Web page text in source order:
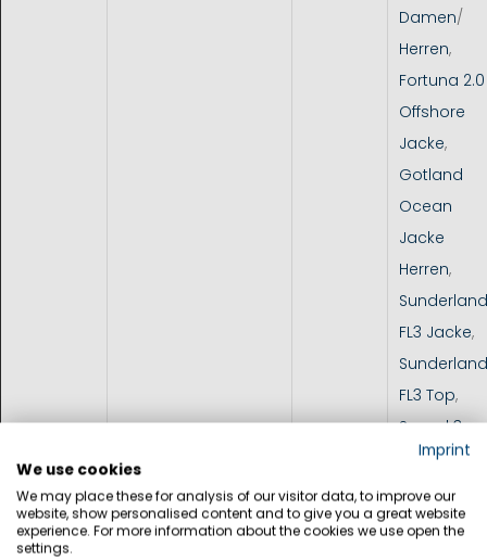
Damen/
Herren,
Fortuna 2.0
Offshore
Jacke,
Gotland
Ocean
Jacke
Herren,
Sunderland
FL3 Jacke,
Sunderland
FL3 Top,
Speed 3
Jacke,220N
Integrale
Jacke
Imprint
We use cookies
We may place these for analysis of our visitor data, to improve our
website, show personalised content and to give you a great website
experience. For more information about the cookies we use open the
settings.